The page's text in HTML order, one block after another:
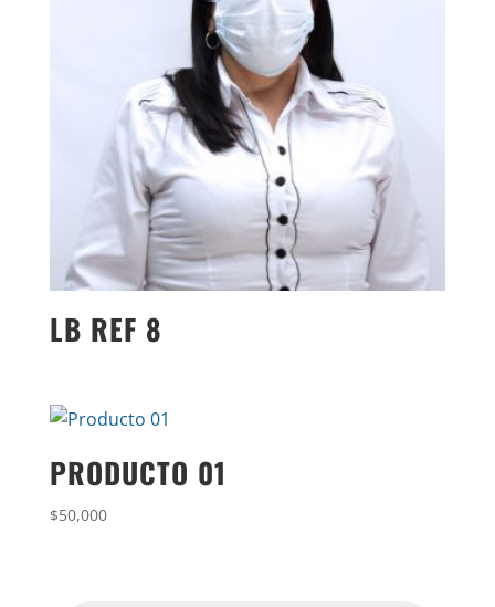
LB REF 8
PRODUCTO 01
$50,000